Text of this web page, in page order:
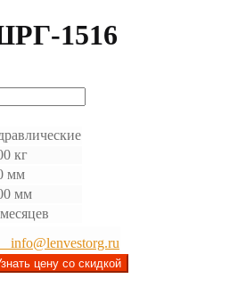
1516
кг
мм
мм
info@lenvestorg.ru
цену со скидкой